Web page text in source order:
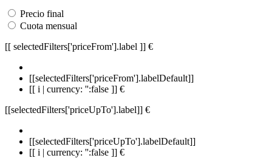
Precio final
Cuota mensual
[[ selectedFilters['priceFrom'].label ]] €
[[selectedFilters['priceFrom'].labelDefault]]
[[ i | currency: '':false ]] €
[[selectedFilters['priceUpTo'].label]] €
[[selectedFilters['priceUpTo'].labelDefault]]
[[ i | currency: '':false ]] €